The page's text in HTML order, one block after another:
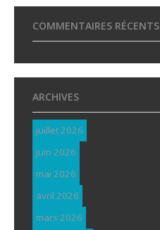
COMMENTAIRES RÉCENTS
ARCHIVES
juillet 2026
juin 2026
mai 2026
avril 2026
mars 2026